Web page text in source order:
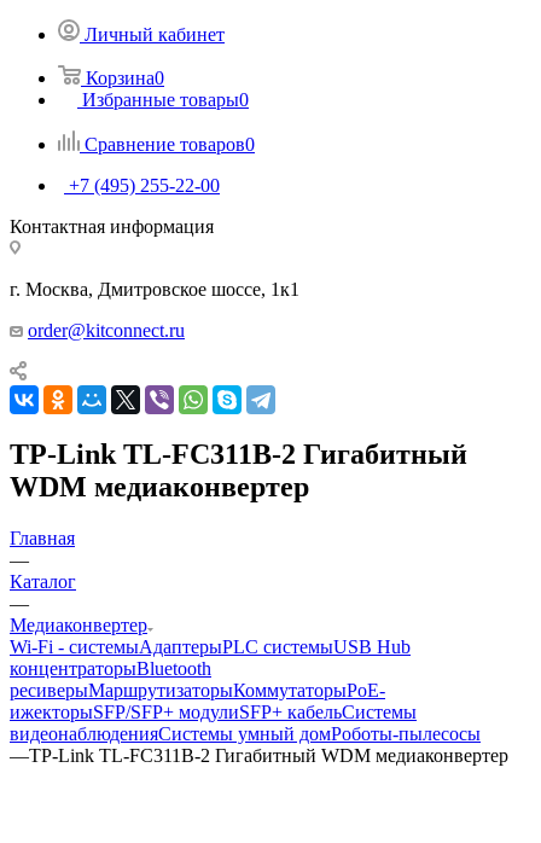
Личный кабинет
Корзина0
Избранные товары0
Сравнение товаров0
+7 (495) 255-22-00
Контактная информация
г. Москва, Дмитровское шоссе, 1к1
order@kitconnect.ru
TP-Link TL-FC311B-2 Гигабитный
WDM медиаконвертер
Главная
—
Каталог
—
Медиаконвертер
Wi-Fi - системыАдаптерыPLC системыUSB Hub
концентраторыBluetooth
ресиверыМаршрутизаторыКоммутаторыPoE-
ижекторыSFP/SFP+ модулиSFP+ кабельСистемы
видеонаблюденияСистемы умный домРоботы-пылесосы
—TP-Link TL-FC311B-2 Гигабитный WDM медиаконвертер